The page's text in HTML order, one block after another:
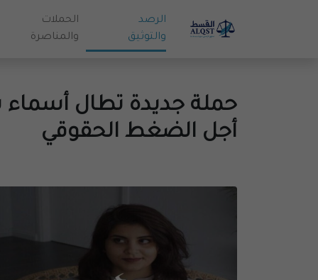
الرصد
والتوثيق
الحملات
والمناصرة
حملة جديدة تطال أسماء
أجل الضغط الحقوقي